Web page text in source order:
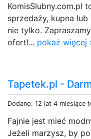
KomisSlubny.com.pl
sprzedaży, kupna
nie tylko.
ofert!... pokaż więcej
Tapetek.pl -
Dodano: 12 lat 4 miesiące
Fajnie jest mieć
Jeżeli marzysz, by